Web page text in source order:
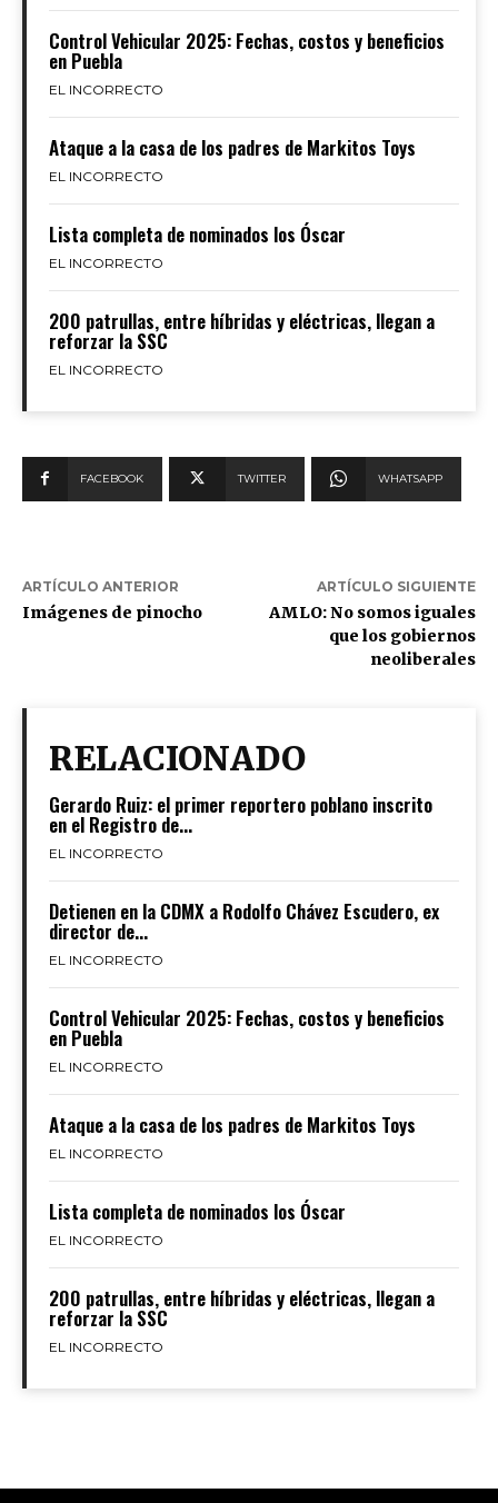
Control Vehicular 2025: Fechas, costos y beneficios
en Puebla
EL INCORRECTO
Ataque a la casa de los padres de Markitos Toys
EL INCORRECTO
Lista completa de nominados los Óscar
EL INCORRECTO
200 patrullas, entre híbridas y eléctricas, llegan a
reforzar la SSC
EL INCORRECTO
FACEBOOK TWITTER WHATSAPP
ARTÍCULO ANTERIOR
Imágenes de pinocho
ARTÍCULO SIGUIENTE
AMLO: No somos iguales
que los gobiernos
neoliberales
RELACIONADO
Gerardo Ruiz: el primer reportero poblano inscrito
en el Registro de...
EL INCORRECTO
Detienen en la CDMX a Rodolfo Chávez Escudero, ex
director de...
EL INCORRECTO
Control Vehicular 2025: Fechas, costos y beneficios
en Puebla
EL INCORRECTO
Ataque a la casa de los padres de Markitos Toys
EL INCORRECTO
Lista completa de nominados los Óscar
EL INCORRECTO
200 patrullas, entre híbridas y eléctricas, llegan a
reforzar la SSC
EL INCORRECTO